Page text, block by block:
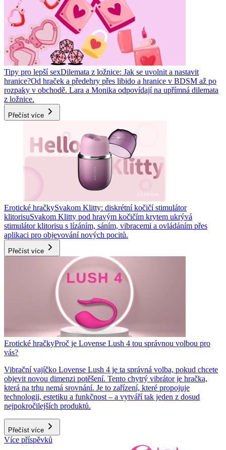
Tipy pro lepší sexDilemata z ložnice: Jak se uvolnit a nastavit
hranice?Od hraček a předehry přes libido a hranice v BDSM až po
rozpaky v obchodě. Lara a Monika odpovídají na upřímná dilemata
z ložnice.
Přečíst více
Erotické hračkySvakom Klitty: diskrétní kočičí stimulátor
klitorisuSvakom Klitty pod hravým kočičím krytem ukrývá
stimulátor klitorisu s lízáním, sáním, vibracemi a ovládáním přes
aplikaci pro objevování nových pocitů.
Přečíst více
Erotické hračkyProč je Lovense Lush 4 tou správnou volbou pro
vás?
Vibrační vajíčko Lovense Lush 4 je ta správná volba, pokud chcete
objevit novou dimenzi potěšení. Tento chytrý vibrátor je hračka,
která na trhu nemá srovnání. Je to zařízení, které propojuje
technologii, estetiku a funkčnost – a vytváří tak jeden z dosud
nejpokročilejších produktů.
Přečíst více
Více příspěvků